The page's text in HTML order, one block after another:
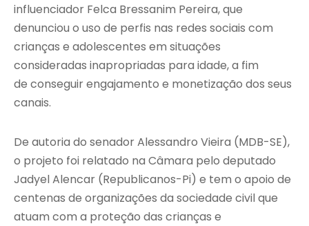
influenciador Felca Bressanim Pereira, que
denunciou o uso de perfis nas redes sociais com
crianças e adolescentes em situações
consideradas inapropriadas para idade, a fim
de conseguir engajamento e monetização dos seus
canais.
De autoria do senador Alessandro Vieira (MDB-SE),
o projeto foi relatado na Câmara pelo deputado
Jadyel Alencar (Republicanos-Pi) e tem o apoio de
centenas de organizações da sociedade civil que
atuam com a proteção das crianças e